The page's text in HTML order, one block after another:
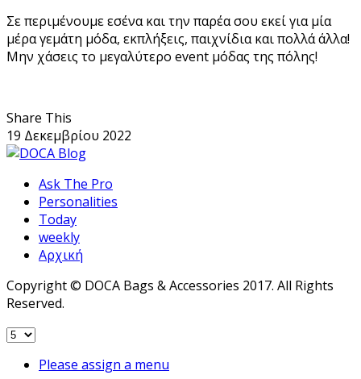
Σε περιμένουμε εσένα και την παρέα σου εκεί για μία
μέρα γεμάτη μόδα, εκπλήξεις, παιχνίδια και πολλά άλλα!
Μην χάσεις το μεγαλύτερο event μόδας της πόλης!
Share This
19 Δεκεμβρίου 2022
Ask The Pro
Personalities
Today
weekly
Αρχική
Copyright © DOCA Bags & Accessories 2017. All Rights
Reserved.
Please assign a menu